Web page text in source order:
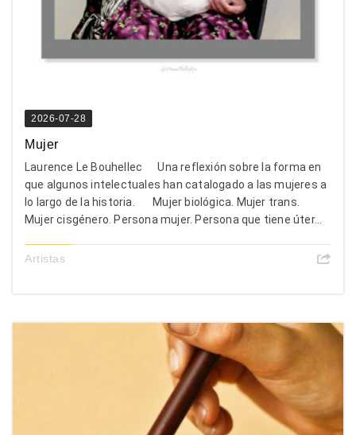
2026-07-28
Mujer
Laurence Le Bouhellec Una reflexión sobre la forma en
que algunos intelectuales han catalogado a las mujeres a
lo largo de la historia. Mujer biológica. Mujer trans.
Mujer cisgénero. Persona mujer. Persona que tiene úter...
Artistas